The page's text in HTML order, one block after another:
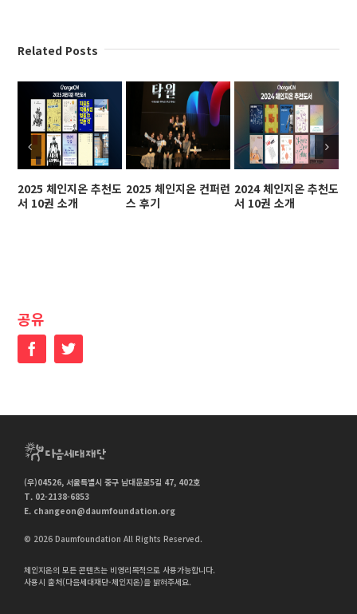
Related Posts
2025 체인지온 추천도
서 10권 소개
2025 체인지온 컨퍼런
스 후기
2024 체인지온 추천도
서 10권 소개
공유
FacebookTwitter
(우)04526, 서울특별시 중구 남대문로5길 47, 402호
T. 02-2138-6853
E. changeon@daumfoundation.org
© 2026 Daumfoundation All Rights Reserved.
체인지온의 모든 콘텐츠는 비영리목적으로 사용가능합니다.
사용시 출처(다음세대재단-체인지온)을 밝혀주세요.